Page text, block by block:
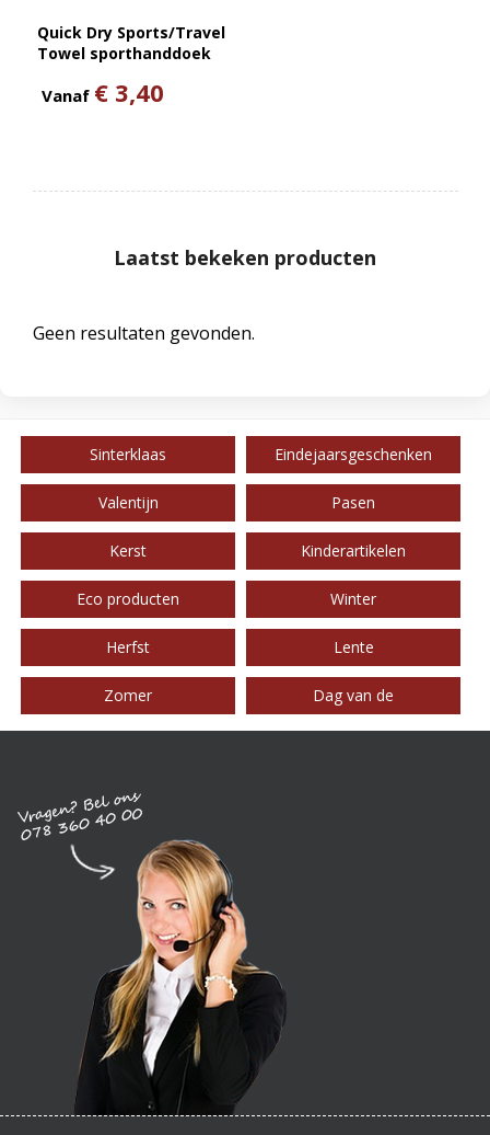
Quick Dry Sports/Travel
Towel sporthanddoek
Vanaf € 3,40
Laatst bekeken producten
Geen resultaten gevonden.
Sinterklaas Eindejaarsgeschenken
Valentijn Pasen
Kerst Kinderartikelen
Eco producten Winter
Herfst Lente
Zomer Dag van de